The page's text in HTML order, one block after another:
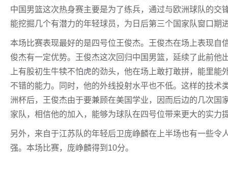
中国男篮这次热身赛主要是为了练兵，通过与欧洲球队的
能挖掘几个有潜力的年轻球员，为日后第三个国家队窗口期
本场比赛表现最好的是四号位王俊杰。王俊杰在场上表现自
俊杰有一定优势。王俊杰这次回归中国男篮，延续了此前他
上有股初生牛犊不怕虎的劲头，他在场上敢打敢拼，能里
不错的能力。同时，他的外线投射水平也不低。这样的技
洲杯后，王俊杰由于要兼顾在美国学业，因而后边的几次
家队，相信他的加入，能够为球队在四号位带来更大的实力
另外，来自于江苏队的年轻后卫庞峥麟在上半场也有一些令
强。本场比赛，庞峥麟得到10分。